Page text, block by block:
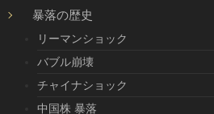
暴落の歴史
リーマンショック
バブル崩壊
チャイナショック
中国株 暴落